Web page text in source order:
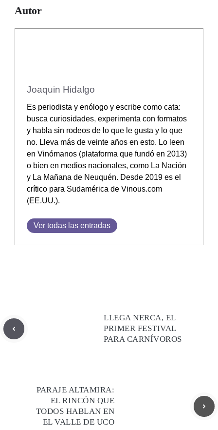
Autor
Joaquin Hidalgo
Es periodista y enólogo y escribe como cata:
busca curiosidades, experimenta con formatos
y habla sin rodeos de lo que le gusta y lo que
no. Lleva más de veinte años en esto. Lo leen
en Vinómanos (plataforma que fundó en 2013)
o bien en medios nacionales, como La Nación
y La Mañana de Neuquén. Desde 2019 es el
crítico para Sudamérica de Vinous.com
(EE.UU.).
Ver todas las entradas
LLEGA NERCA, EL
PRIMER FESTIVAL
PARA CARNÍVOROS
PARAJE ALTAMIRA:
EL RINCÓN QUE
TODOS HABLAN EN
EL VALLE DE UCO